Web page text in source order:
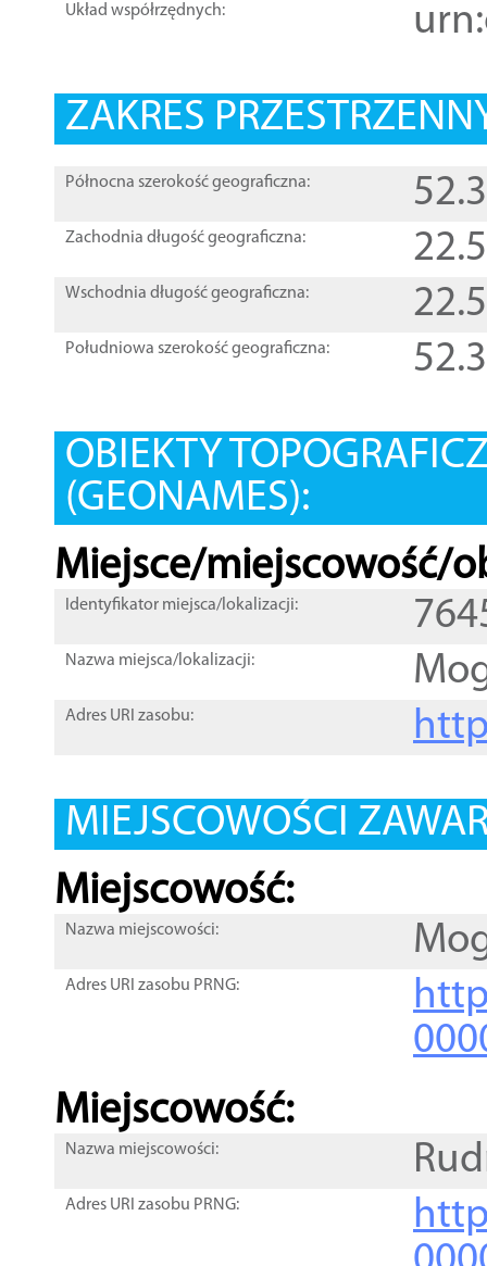
Układ współrzędnych:
ZAKRES
Północna szerokość geograficzna:
Zachodnia długość geograficzna:
Wschodnia długość geograficzna:
Południowa szerokość geograficzna:
OBIEKTY
(GEONAMES):
Miejsce/miejscowość/
Identyfikator miejsca/lokalizacji:
Nazwa miejsca/lokalizacji:
Adres URI zasobu:
MIEJSCOWOŚCI
Miejscowość:
Nazwa miejscowości:
Adres URI zasobu PRNG:
Miejscowość:
Nazwa miejscowości:
Adres URI zasobu PRNG: